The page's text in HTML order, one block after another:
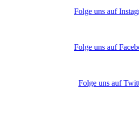
Folge uns auf
Folge uns auf
Folge uns auf